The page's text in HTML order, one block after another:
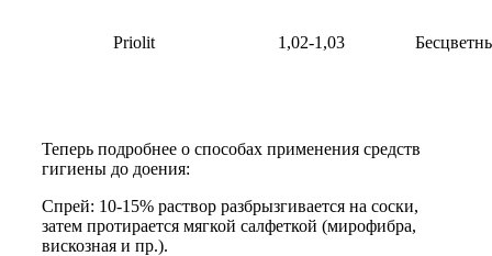
Priolit 1,02-1,03
Теперь подробнее о способах применения средств
гигиены до доения:
Спрей: 10-15% раствор разбрызгивается на соски,
затем протирается мягкой салфеткой (мирофибра,
вискозная и пр.).